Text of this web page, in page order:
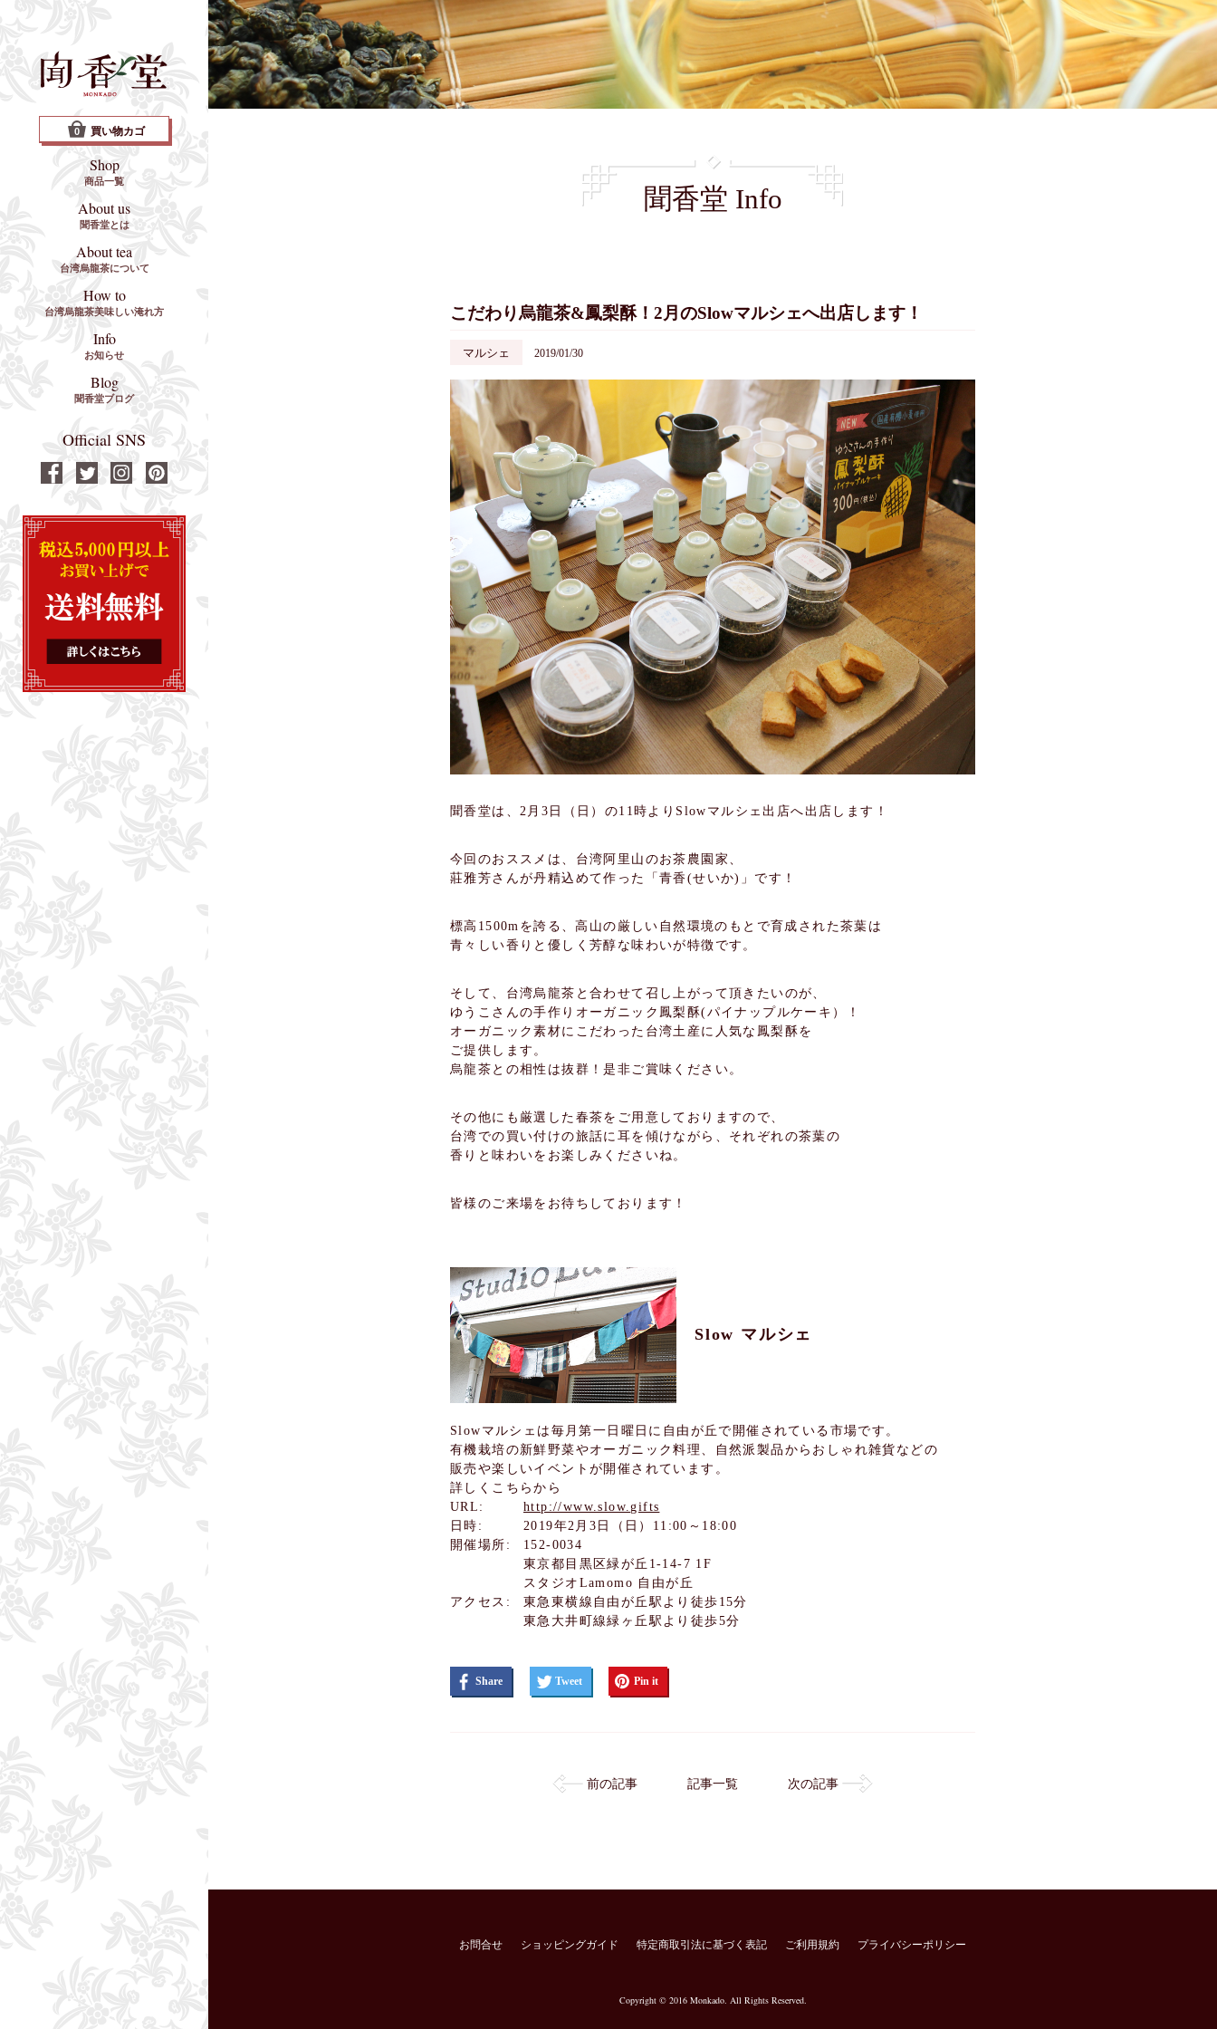
0 買い物カゴ
Shop
商品一覧
About us
聞香堂とは
About tea
台湾烏龍茶について
How to
台湾烏龍茶美味しい淹れ方
Info
お知らせ
Blog
聞香堂ブログ
Official SNS
聞香堂 Info
こだわり烏龍茶&鳳梨酥！ 2月のSlowマルシェへ出店します！
マルシェ 2019/01/30
聞香堂は、2月3日（日）の11時よりSlowマルシェ出店へ出店します！
今回のおススメは、台湾阿里山のお茶農園家、
莊雅芳さんが丹精込めて作った「青香(せいか)」です！
標高1500mを誇る、高山の厳しい自然環境のもとで育成された茶葉は
青々しい香りと優しく芳醇な味わいが特徴です。
そして、台湾烏龍茶と合わせて召し上がって頂きたいのが、
ゆうこさんの手作りオーガニック鳳梨酥(パイナップルケーキ）！
オーガニック素材にこだわった台湾土産に人気な鳳梨酥を
ご提供します。
烏龍茶との相性は抜群！是非ご賞味ください。
その他にも厳選した春茶をご用意しておりますので、
台湾での買い付けの旅話に耳を傾けながら、それぞれの茶葉の
香りと味わいをお楽しみくださいね。
皆様のご来場をお待ちしております！
Slow マルシェ
Slowマルシェは毎月第一日曜日に自由が丘で開催されている市場です。
有機栽培の新鮮野菜やオーガニック料理、自然派製品からおしゃれ雑貨などの
販売や楽しいイベントが開催されています。
詳しくこちらから
URL:
http://www.slow.gifts
日時:
2019年2月3日（日）11:00～18:00
開催場所:
152-0034
東京都目黒区緑が丘1-14-7 1F
スタジオLamomo 自由が丘
アクセス:
東急東横線自由が丘駅より徒歩15分
東急大井町線緑ヶ丘駅より徒歩5分
Share Tweet Pin it
前の記事 記事一覧 次の記事
お問合せ ショッピングガイド 特定商取引法に基づく表記 ご利用規約 プライバシーポリシー
Copyright © 2016 Monkado. All Rights Reserved.